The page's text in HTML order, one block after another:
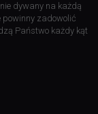
dywany na każdą
powinny zadowolić
Państwo każdy kąt